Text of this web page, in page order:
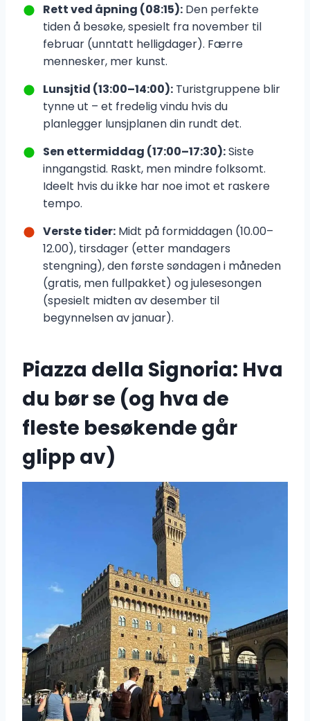
Rett ved åpning (08:15): Den perfekte
tiden å besøke, spesielt fra november til
februar (unntatt helligdager). Færre
mennesker, mer kunst.
Lunsjtid (13:00–14:00): Turistgruppene blir
tynne ut – et fredelig vindu hvis du
planlegger lunsjplanen din rundt det.
Sen ettermiddag (17:00–17:30):Siste
inngangstid. Raskt, men mindre folksomt.
Ideelt hvis du ikke har noe imot et raskere
tempo.
Verste tider: Midt på formiddagen (10.00–
12.00), tirsdager (etter mandagers
stengning), den første søndagen i måneden
(gratis, men fullpakket) og julesesongen
(spesielt midten av desember til
begynnelsen av januar).
Piazza della Signoria: Hva
du bør se (og hva de
fleste besøkende går
glipp av)